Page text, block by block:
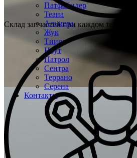
Патфайндер
Теана
Альмера
Жук
Тиида
Ноут
Патрол
Сентра
Террано
Серена
Контакты
Склад запчастей при каждом техцентре